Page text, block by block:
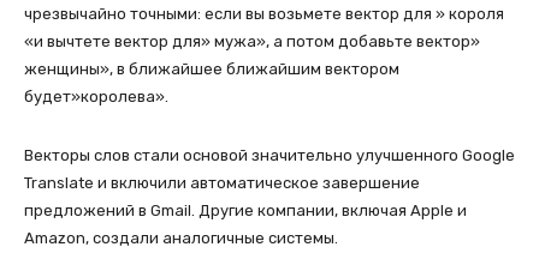
чрезвычайно точными: если вы возьмете вектор для » короля
«и вычтете вектор для» мужа», а потом добавьте вектор»
женщины», в ближайшее ближайшим вектором
будет»королева».
Векторы слов стали основой значительно улучшенного Google
Translate и включили автоматическое завершение
предложений в Gmail. Другие компании, включая Apple и
Amazon, создали аналогичные системы.